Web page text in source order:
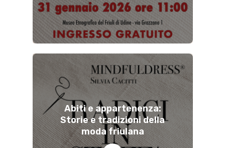
Abiti e appartenenza:
Storie e tradizioni della
moda friulana